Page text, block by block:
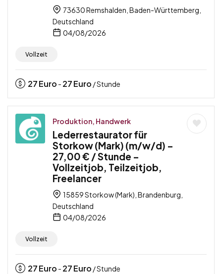
73630 Remshalden, Baden-Württemberg,
Deutschland
04/08/2026
Vollzeit
27Euro - 27Euro / Stunde
Produktion, Handwerk
Lederrestaurator für
Storkow (Mark) (m/w/d) –
27,00 € / Stunde –
Vollzeitjob, Teilzeitjob,
Freelancer
15859 Storkow (Mark), Brandenburg,
Deutschland
04/08/2026
Vollzeit
27Euro - 27Euro / Stunde